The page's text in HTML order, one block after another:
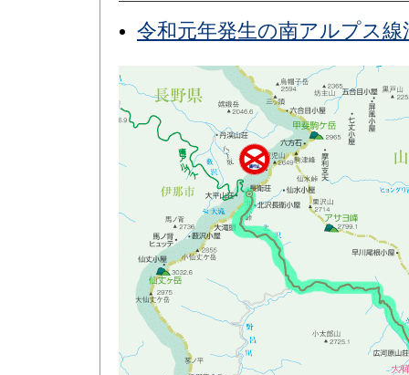
令和元年発生の南アルプス線